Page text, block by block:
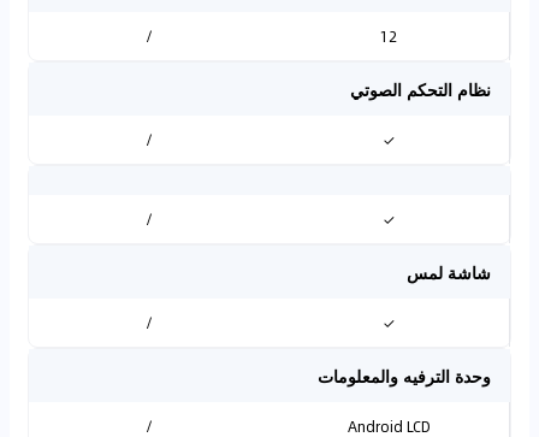
12
/
نظام التحكم الصوتي
✓
/
✓
/
شاشة لمس
✓
/
وحدة الترفيه والمعلومات
Android LCD
/